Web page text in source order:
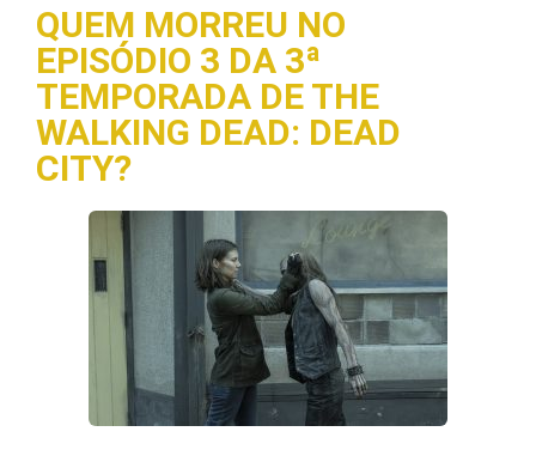
QUEM MORREU NO
EPISÓDIO 3 DA 3ª
TEMPORADA DE THE
WALKING DEAD: DEAD
CITY?